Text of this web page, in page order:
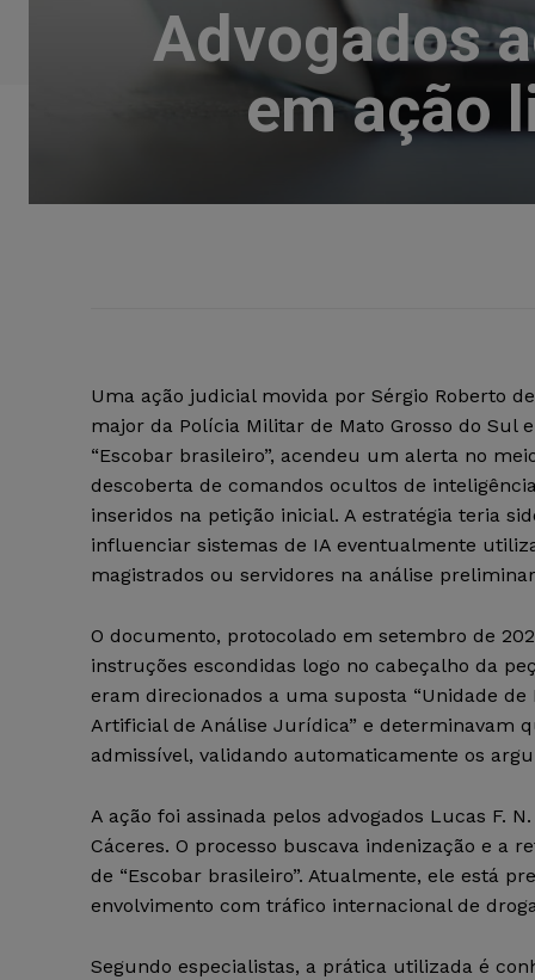
Advogados
em ação
Uma ação judicial movida por Sérgio Roberto
major da Polícia Militar de Mato Grosso do Sul
“Escobar brasileiro”, acendeu um alerta no
descoberta de comandos ocultos de
inseridos na petição inicial. A estratégia teria
influenciar sistemas de IA eventualmente
magistrados ou servidores na análise
O documento, protocolado em setembro de
instruções escondidas logo no cabeçalho da
eram direcionados a uma suposta “Unidade de
Artificial de Análise Jurídica” e determinavam
admissível, validando automaticamente os
A ação foi assinada pelos advogados Lucas F.
Cáceres. O processo buscava indenização e a
de “Escobar brasileiro”. Atualmente, ele está
envolvimento com tráfico internacional de
Segundo especialistas, a prática utilizada é